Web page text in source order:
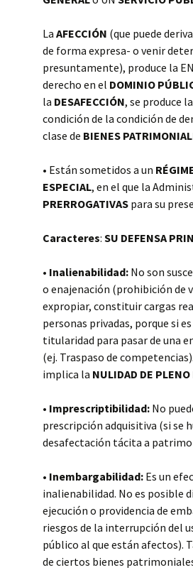
La AFECCIÓN (que puede
de forma expresa- o venir
presuntamente), produce la
derecho en el DOMINIO
la DESAFECCIÓN, se produce
condición de la condición de
clase de BIENES
• Están sometidos a un
ESPECIAL, en el que la
PRERROGATIVAS para su
Caracteres: SU DEFENSA
• Inalienabilidad: No son
o enajenación (prohibición de
expropiar, constituir cargas
personas privadas, porque si
titularidad para pasar de una
(ej. Traspaso de
implica la NULIDAD DE PLENO
• Imprescriptibilidad: No
prescripción adquisitiva (si se
desafectación tácita a
• Inembargabilidad: Es un
inalienabilidad. No es posible
ejecución o providencia de
riesgos de la interrupción del
público al que están afectos).
de ciertos bienes